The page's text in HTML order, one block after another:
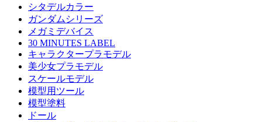
シタデルカラー
ガンダムシリーズ
メガミデバイス
30 MINUTES LABEL
キャラクタープラモデル
美少女プラモデル
スケールモデル
模型用ツール
模型塗料
ドール